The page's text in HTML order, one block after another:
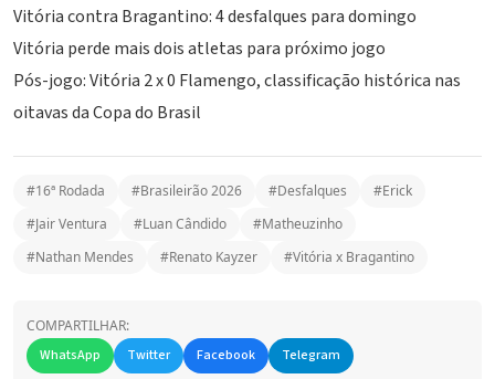
Vitória contra Bragantino: 4 desfalques para domingo
Vitória perde mais dois atletas para próximo jogo
Pós-jogo: Vitória 2 x 0 Flamengo, classificação histórica nas
oitavas da Copa do Brasil
#16ª Rodada #Brasileirão 2026 #Desfalques
#Erick
#Jair Ventura
#Luan Cândido
#Matheuzinho
#Nathan Mendes
#Renato Kayzer #Vitória x Bragantino
COMPARTILHAR:
WhatsApp
Twitter Facebook Telegram